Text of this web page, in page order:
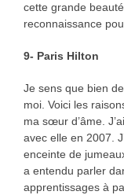
cette grande
reconnaissance
9- Paris Hilton
Je sens que bien
moi. Voici les
ma sœur d’âme.
avec elle en 2007.
enceinte de
a entendu parler
apprentissages à